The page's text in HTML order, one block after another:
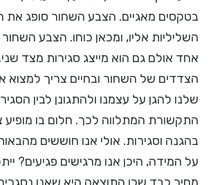
בטקסים מאגיים. הצבע השחור סופג את
השליליות אליו, ומכאן כוחו. הצבע
אחד אולם גם הוא מייצג סגירות מצד
הצדדים של השחור ובחיים צריך למצוא את
שלנו להגן על עצמנו ולהתגונן לבין
התקשורת המתלווה לכך. חלום בו מופיע
בהגנה וסגירות. אולי אנו חוששים
על המידה, היכן אנו מרגישים פגיעים?